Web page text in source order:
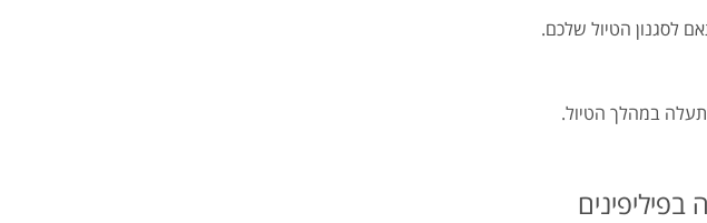
לסגנון הטיול שלכם.
במהלך הטיול.